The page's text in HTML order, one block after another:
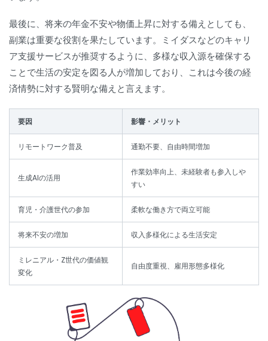
最後に、将来の年金不安や物価上昇に対する備えとしても、
副業は重要な役割を果たしています。ミイダスなどのキャリ
ア支援サービスが推奨するように、多様な収入源を確保する
ことで生活の安定を図る人が増加しており、これは今後の経
済情勢に対する賢明な備えと言えます。
要因 影響・メリット
リモートワーク普及 通勤不要、自由時間増加
生成AIの活用
作業効率向上、未経験者も参入しや
すい
育児・介護世代の参加 柔軟な働き方で両立可能
将来不安の増加 収入多様化による生活安定
ミレニアル・Z世代の価値観
変化
自由度重視、雇用形態多様化